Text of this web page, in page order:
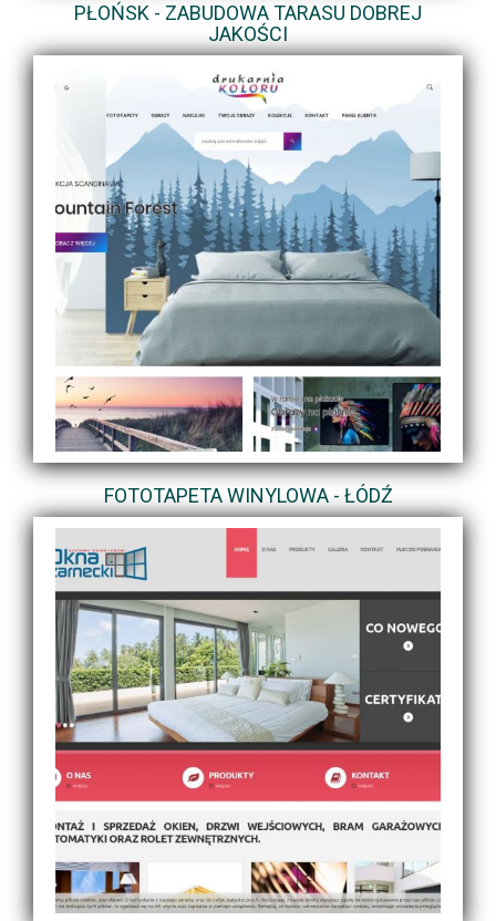
PŁOŃSK - ZABUDOWA TARASU DOBREJ
JAKOŚCI
FOTOTAPETA WINYLOWA - ŁÓDŹ